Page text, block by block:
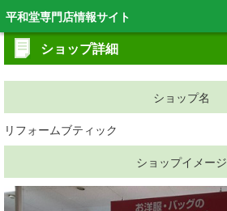
平和堂専門店情報サイト
ショップ詳細
ショップ名
リフォームブティック
ショップイメージ